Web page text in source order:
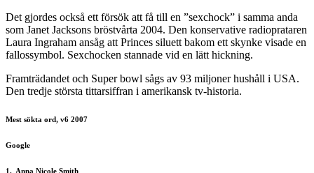
Det gjordes också ett försök att få till en ”sexchock” i samma anda
som Janet Jacksons bröstvårta 2004. Den konservative radioprataren
Laura Ingraham ansåg att Princes siluett bakom ett skynke visade en
fallossymbol. Sexchocken stannade vid en lätt hickning.
Framträdandet och Super bowl sågs av 93 miljoner hushåll i USA.
Den tredje största tittarsiffran i amerikansk tv-historia.
Mest sökta ord, v6 2007
Google
1. Anna Nicole Smith